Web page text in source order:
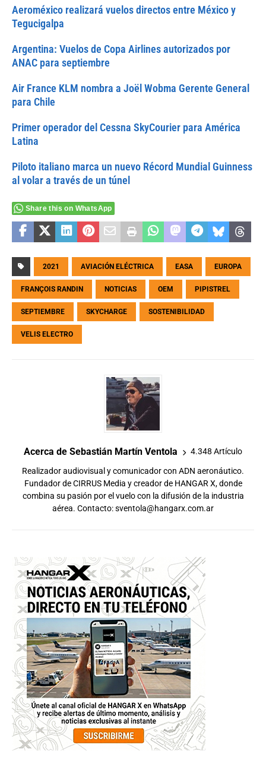
Aeroméxico realizará vuelos directos entre México y
Tegucigalpa
Argentina: Vuelos de Copa Airlines autorizados por
ANAC para septiembre
Air France KLM nombra a Joël Wobma Gerente General
para Chile
Primer operador del Cessna SkyCourier para América
Latina
Piloto italiano marca un nuevo Récord Mundial Guinness
al volar a través de un túnel
Share this on WhatsApp
2021 AVIACIÓN ELÉCTRICA EASA EUROPA
FRANÇOIS RANDIN NOTICIAS OEM PIPISTREL
SEPTIEMBRE SKYCHARGE SOSTENIBILIDAD
VELIS ELECTRO
Acerca de Sebastián Martín Ventola 4.348 Artículo
Realizador audiovisual y comunicador con ADN aeronáutico.
Fundador de CIRRUS Media y creador de HANGAR X, donde
combina su pasión por el vuelo con la difusión de la industria
aérea. Contacto:sventola@hangarx.com.ar